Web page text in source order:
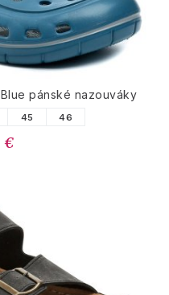
pánské nazouváky
45 46
€